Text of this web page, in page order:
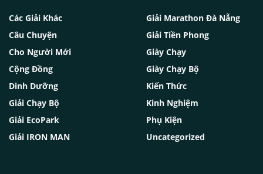
Các Giải Khác
Câu Chuyện
Cho Người Mới
Cộng Đồng
Dinh Dưỡng
Giải Chạy Bộ
Giải EcoPark
Giải IRON MAN
Giải Marathon Đà Nẵng
Giải Tiền Phong
Giày Chạy
Giày Chạy Bộ
Kiến Thức
Kinh Nghiệm
Phụ Kiện
Uncategorized